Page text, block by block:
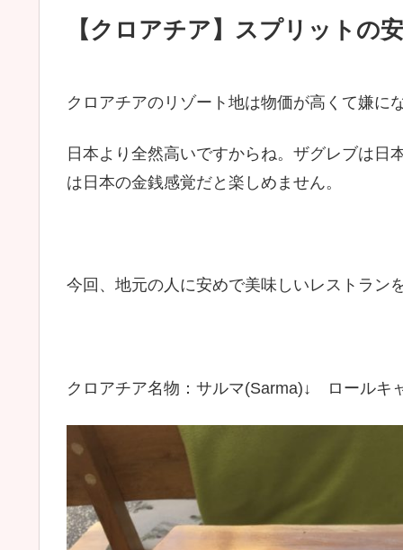
【クロアチア】スプリットの
クロアチアのリゾート地は物価が高くて嫌に
日本より全然高いですからね。ザグレブは日
は日本の金銭感覚だと楽しめません。
今回、地元の人に安めで美味しいレストラン
クロアチア名物：サルマ(Sarma)↓ ロールキ